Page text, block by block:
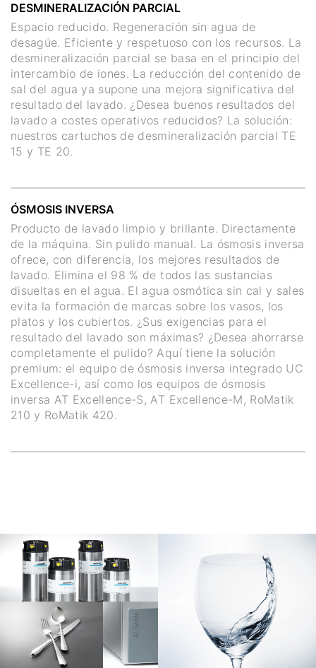
DESMINERALIZACIÓN PARCIAL
Espacio reducido. Regeneración sin agua de
desagüe. Eficiente y respetuoso con los recursos. La
desmineralización parcial se basa en el principio del
intercambio de iones. La reducción del contenido de
sal del agua ya supone una mejora significativa del
resultado del lavado. ¿Desea buenos resultados del
lavado a costes operativos reducidos? La solución:
nuestros cartuchos de desmineralización parcial TE
15 y TE 20.
ÓSMOSIS INVERSA
Producto de lavado limpio y brillante. Directamente
de la máquina. Sin pulido manual. La ósmosis inversa
ofrece, con diferencia, los mejores resultados de
lavado. Elimina el 98 % de todos las sustancias
disueltas en el agua. El agua osmótica sin cal y sales
evita la formación de marcas sobre los vasos, los
platos y los cubiertos. ¿Sus exigencias para el
resultado del lavado son máximas? ¿Desea ahorrarse
completamente el pulido? Aquí tiene la solución
premium: el equipo de ósmosis inversa integrado UC
Excellence-i, así como los equipos de ósmosis
inversa AT Excellence-S, AT Excellence-M, RoMatik
210 y RoMatik 420.